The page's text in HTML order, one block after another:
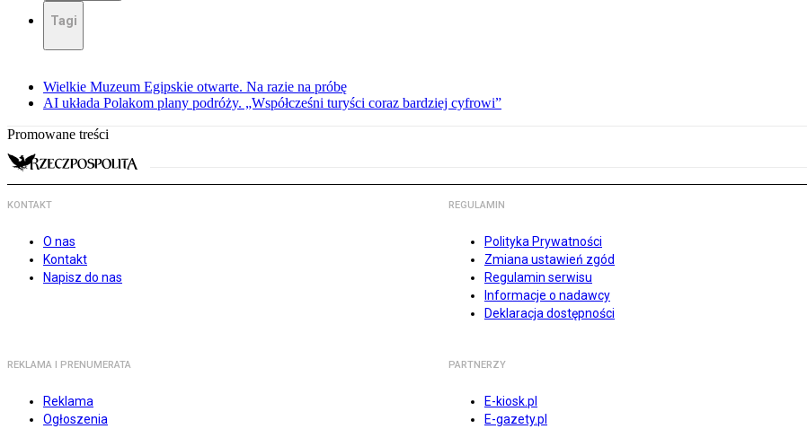
Tagi
Wielkie Muzeum Egipskie otwarte. Na razie na próbę
AI układa Polakom plany podróży. „Współcześni turyści coraz bardziej cyfrowi”
Promowane treści
KONTAKT
O nas
Kontakt
Napisz do nas
REGULAMIN
Polityka Prywatności
Zmiana ustawień zgód
Regulamin serwisu
Informacje o nadawcy
Deklaracja dostępności
REKLAMA I PRENUMERATA
Reklama
Ogłoszenia
PARTNERZY
E-kiosk.pl
E-gazety.pl